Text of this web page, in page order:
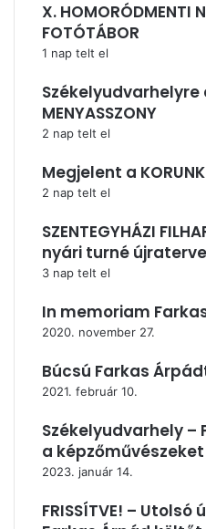
X. HOMORÓDMENTI
FOTÓTÁBOR
1 nap telt el
Székelyudvarhelyre
MENYASSZONY
2 nap telt el
Megjelent a
2 nap telt el
SZENTEGYHÁZI
nyári turné
3 nap telt el
In memoriam
2020. november 27.
Búcsú Farkas
2021. február 10.
Székelyudvarhely
a képzőművészeket
2023. január 14.
FRISSÍTVE! –